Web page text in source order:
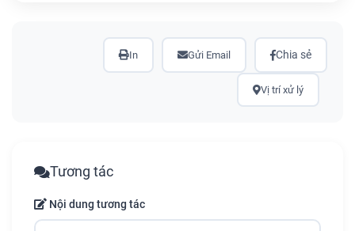
In Gửi Email Chia sẻ
Vị trí xử lý
Tương tác
Nội dung tương tác